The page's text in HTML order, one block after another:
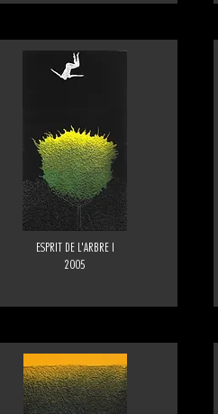
ESPRIT DE L'ARBRE I
2005